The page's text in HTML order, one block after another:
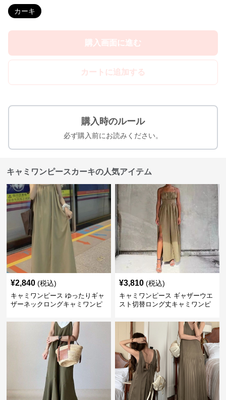
カーキ
購入画面に進む
カートに追加する
購入時のルール
必ず購入前にお読みください。
キャミワンピースカーキの人気アイテム
¥2,840 (税込)
キャミワンピース ゆったりギャ
ザーネックロングキャミワンピ
¥3,810 (税込)
キャミワンピース ギャザーウエ
スト切替ロング丈キャミワンピ